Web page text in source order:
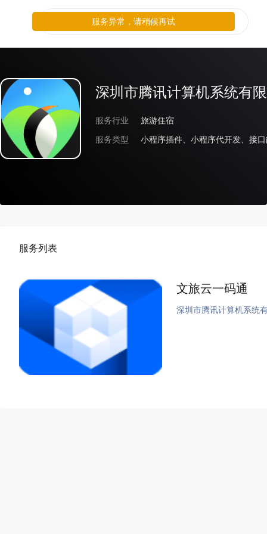
深圳市腾讯计算机系统有
服务行业
旅游住宿
服务类型
小程序插件、小程序代开发、接
服务列表
文旅云一码通
深圳市腾讯计算机系统
服务异常，请稍候再试